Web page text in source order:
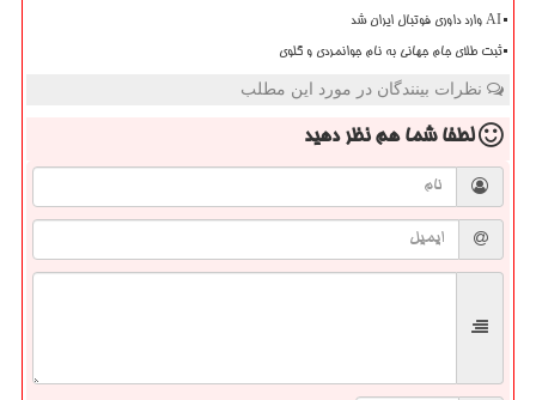
AI وارد داوری فوتبال ایران شد
ثبت طلای جام جهانی به نام جوانمردی و گلوی
نظرات بینندگان در مورد این مطلب
لطفا شما همنظر دهید